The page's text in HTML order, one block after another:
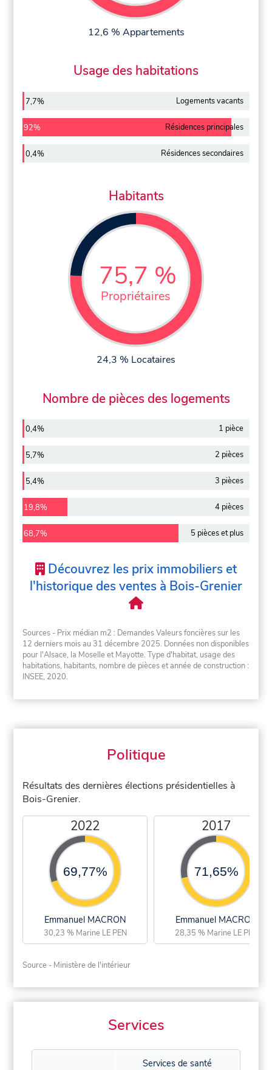
12,6 % Appartements
Usage des habitations
7,7% Logements vacants
92% Résidences principales
0,4% Résidences secondaires
Habitants
75,7 %
Propriétaires
24,3 % Locataires
Nombre de pièces des logements
0,4% 1 pièce
5,7% 2 pièces
5,4% 3 pièces
19,8% 4 pièces
68,7% 5 pièces et plus
Découvrez les prix immobiliers et
l'historique des ventes à Bois-Grenier
Sources - Prix médian m2 : Demandes Valeurs foncières sur les
12 derniers mois au 31 décembre 2025. Données non disponibles
pour l'Alsace, la Moselle et Mayotte. Type d'habitat, usage des
habitations, habitants, nombre de pièces et année de construction :
INSEE, 2020.
Politique
Résultats des dernières élections présidentielles à
Bois-Grenier.
2022
69,77%
Emmanuel MACRON
30,23 % Marine LE PEN
2017
71,65%
Emmanuel MACRON
28,35 % Marine LE PEN
Source - Ministère de l'intérieur
Services
Services de santé